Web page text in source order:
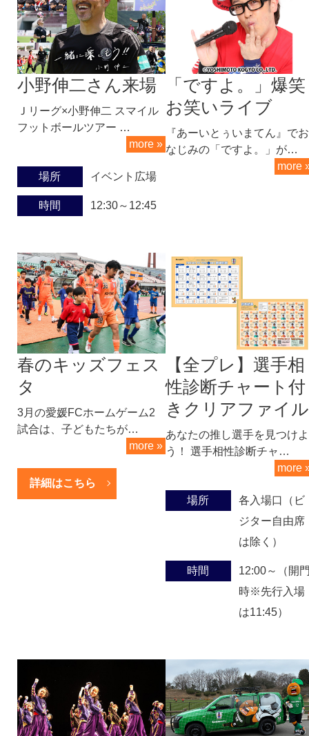
小野伸二さん来場
Ｊリーグ×小野伸二 スマイル
フットボールツアー …
more »
場所 イベント広場
時間 12:30～12:45
「ですよ。」爆笑
お笑いライブ
『あーいとぅいまてん』でお
なじみの「ですよ。」が…
more
春のキッズフェス
タ
3月の愛媛FCホームゲーム2
試合は、子どもたちが…
more »
詳細はこちら
【全プレ】選手相
性診断チャート付
きクリアファイル
あなたの推し選手を見つけよ
う！ 選手相性診断チャ…
more
場所
各入場口（ビ
ジター自由席
は除く）
時間
12:00～（開
時※先行入場
は11:45）